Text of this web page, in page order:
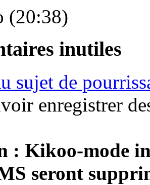
(20:38)
inutiles
sujet de
enregistrer
: Kikoo-mode
seront